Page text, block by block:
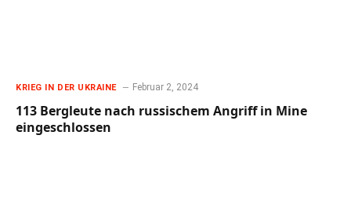
KRIEG IN DER UKRAINE Februar 2, 2024
113 Bergleute nach russischem Angriff in Mine
eingeschlossen